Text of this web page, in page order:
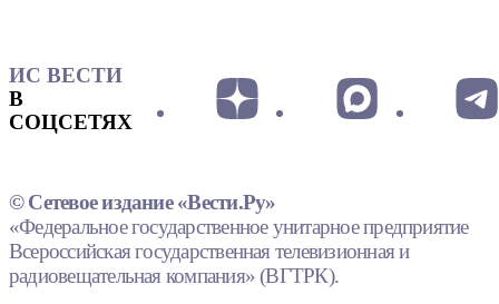
ИС ВЕСТИ
В
СОЦСЕТЯХ
© Сетевое издание «Вести.Ру»
«Федеральное государственное унитарное предприятие
Всероссийская государственная телевизионная и
радиовещательная компания» (ВГТРК).